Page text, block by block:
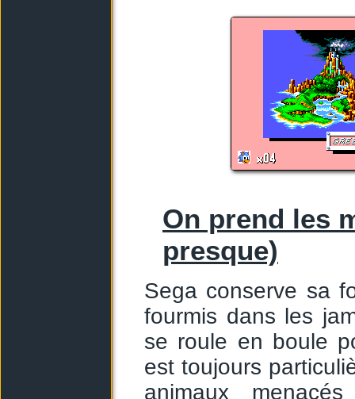
On prend les
presque)
Sega conserve sa
fourmis dans les
se roule en boule
est toujours
animaux